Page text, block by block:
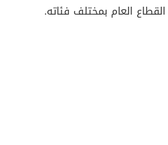
العام بمختلف فئاته.